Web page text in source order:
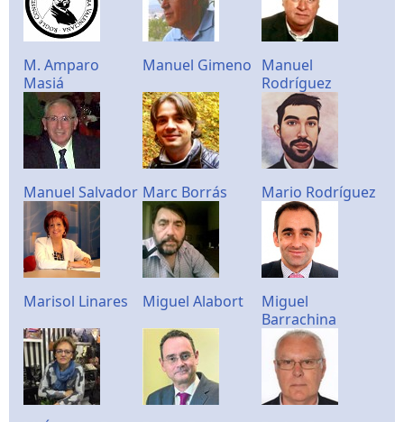
M. Amparo
Masiá
Manuel Gimeno Manuel
Rodríguez
Manuel Salvador Marc Borrás Mario Rodríguez
Marisol Linares Miguel Alabort
Miguel
Barrachina